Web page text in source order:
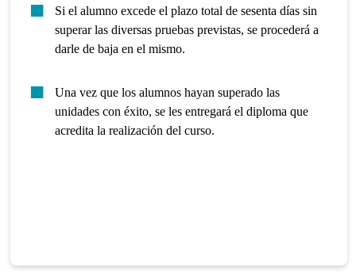
Si el alumno excede el plazo total de sesenta días sin
superar las diversas pruebas previstas, se procederá a
darle de baja en el mismo.
Una vez que los alumnos hayan superado las
unidades con éxito, se les entregará el diploma que
acredita la realización del curso.